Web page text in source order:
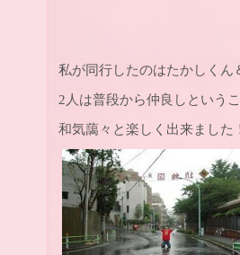
私が同行したのはたかしくん
2人は普段から仲良しという
和気藹々と楽しく出来ました